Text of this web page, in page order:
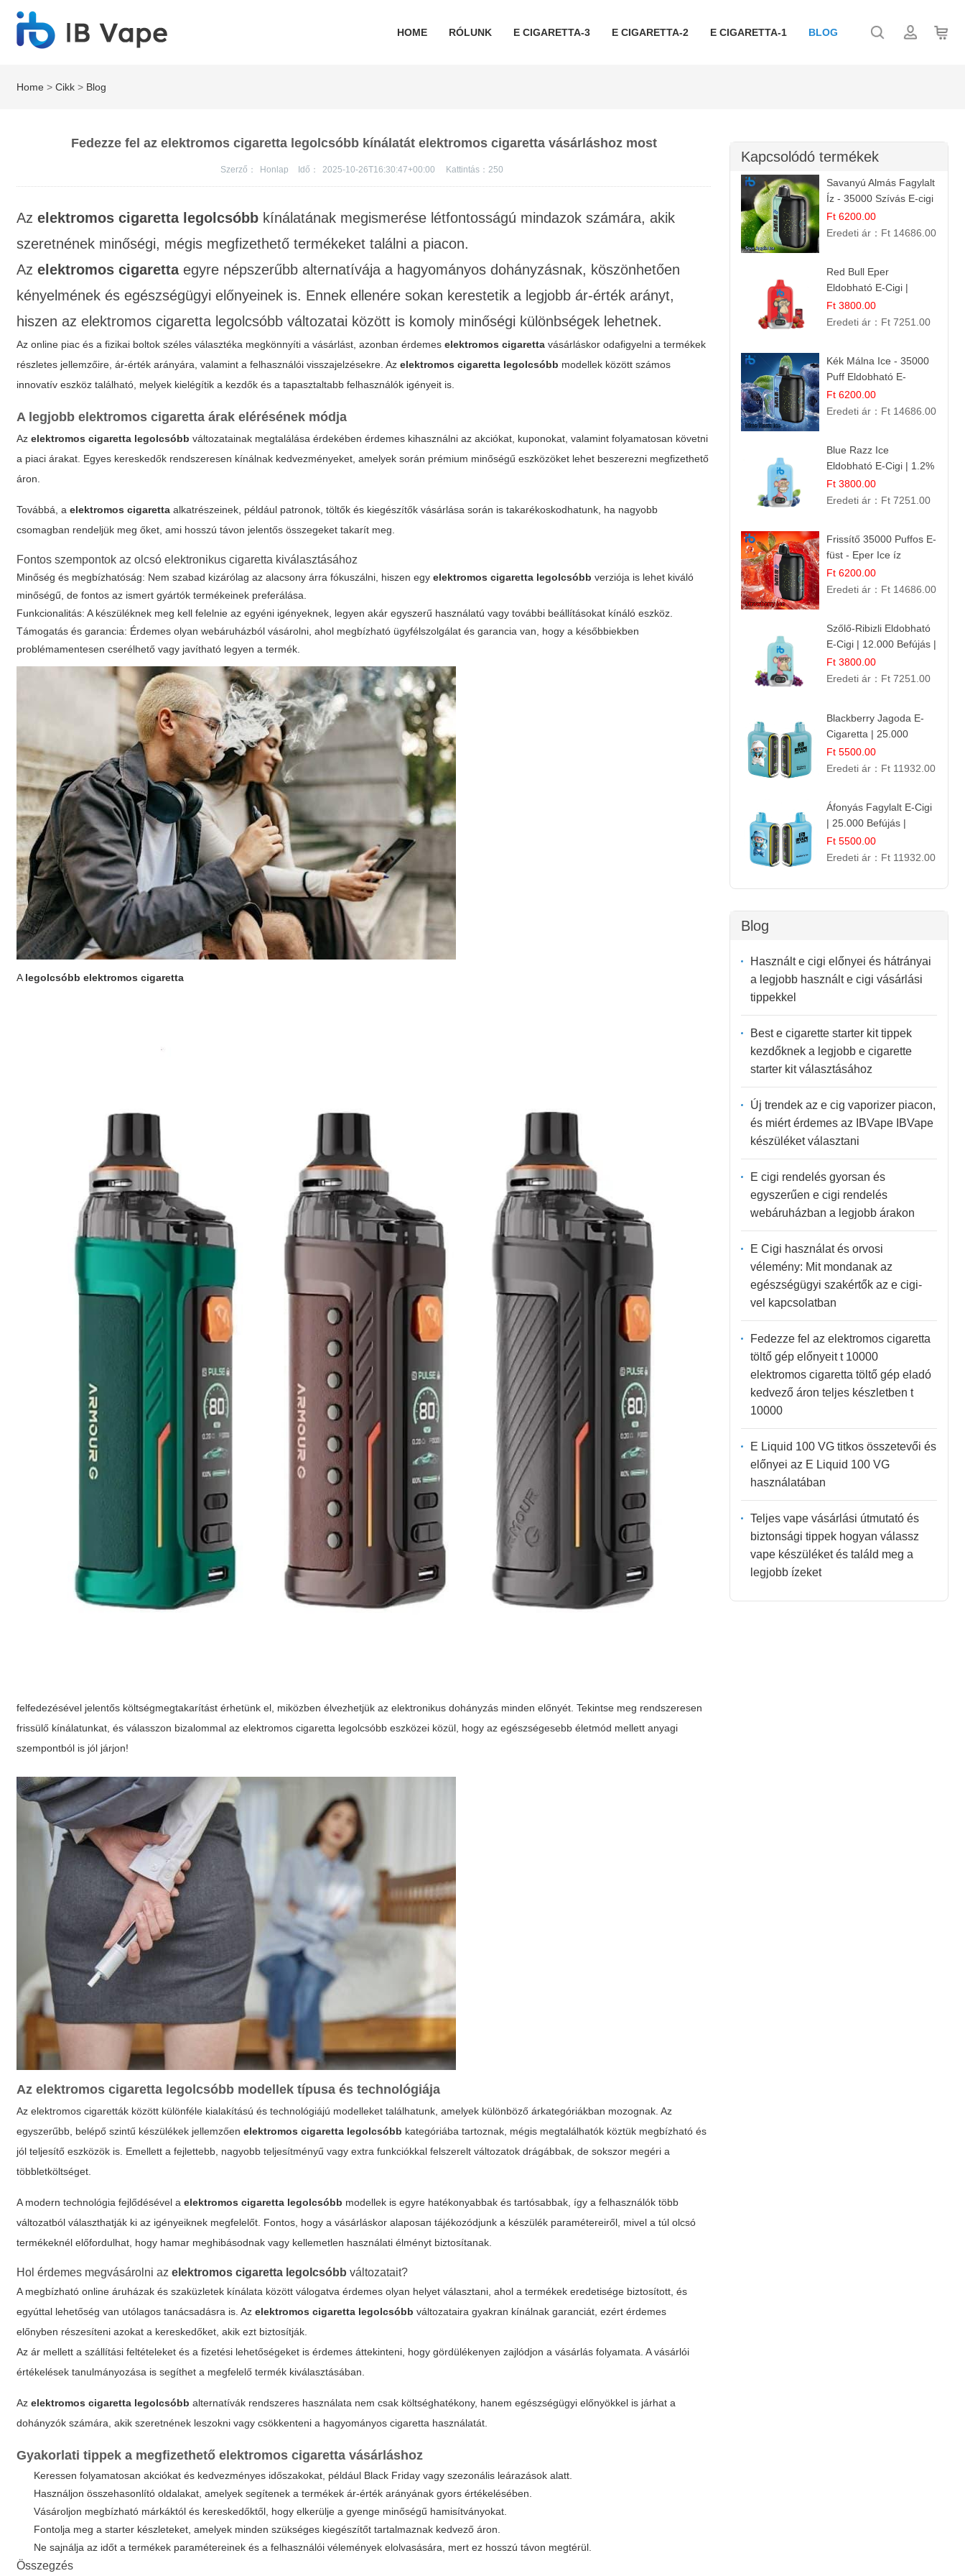
HOME RÓLUNK E CIGARETTA-3 E CIGARETTA-2 E CIGARETTA-1 BLOG
Home >Cikk > Blog
Fedezze fel az elektromos cigaretta legolcsóbb kínálatát elektromos cigaretta vásárláshoz most
Szerző： Honlap Idő： 2025-10-26T16:30:47+00:00 Kattintás：250
Azelektromos cigaretta legolcsóbb kínálatának megismerése létfontosságú mindazok számára, akik
szeretnének minőségi, mégis megfizethető termékeket találni a piacon.
Azelektromos cigarettaegyre népszerűbb alternatívája a hagyományos dohányzásnak, köszönhetően
kényelmének és egészségügyi előnyeinek is. Ennek ellenére sokan kerestetik a legjobb ár-érték arányt,
hiszen azelektromos cigaretta legolcsóbb változatai között is komoly minőségi különbségek lehetnek.
Az online piac és a fizikai boltok széles választéka megkönnyíti a vásárlást, azonban érdemeselektromos cigaretta vásárláskor odafigyelni a termékek
részletes jellemzőire, ár-érték arányára, valamint a felhasználói visszajelzésekre. Azelektromos cigaretta legolcsóbb modellek között számos
innovatív eszköz található, melyek kielégítik a kezdők és a tapasztaltabb felhasználók igényeit is.
A legjobb elektromos cigaretta árak elérésének módja
Azelektromos cigaretta legolcsóbb változatainak megtalálása érdekében érdemes kihasználni az akciókat, kuponokat, valamint folyamatosan követni
a piaci árakat. Egyes kereskedők rendszeresen kínálnak kedvezményeket, amelyek során prémium minőségű eszközöket lehet beszerezni megfizethető
áron.
Továbbá, aelektromos cigaretta alkatrészeinek, például patronok, töltők és kiegészítők vásárlása során is takarékoskodhatunk, ha nagyobb
csomagban rendeljük meg őket, ami hosszú távon jelentős összegeket takarít meg.
Fontos szempontok az olcsó elektronikus cigaretta kiválasztásához
Minőség és megbízhatóság: Nem szabad kizárólag az alacsony árra fókuszálni, hiszen egyelektromos cigaretta legolcsóbb verziója is lehet kiváló
minőségű, de fontos az ismert gyártók termékeinek preferálása.
Funkcionalitás: A készüléknek meg kell felelnie az egyéni igényeknek, legyen akár egyszerű használatú vagy további beállításokat kínáló eszköz.
Támogatás és garancia: Érdemes olyan webáruházból vásárolni, ahol megbízható ügyfélszolgálat és garancia van, hogy a későbbiekben
problémamentesen cserélhető vagy javítható legyen a termék.
A legolcsóbb elektromos cigaretta
felfedezésével jelentős költségmegtakarítást érhetünk el, miközben élvezhetjük az elektronikus dohányzás minden előnyét. Tekintse meg rendszeresen
frissülő kínálatunkat, és válasszon bizalommal azelektromos cigaretta legolcsóbb eszközei közül, hogy az egészségesebb életmód mellett anyagi
szempontból is jól járjon!
Azelektromos cigaretta legolcsóbb modellek típusa és technológiája
Az elektromos cigaretták között különféle kialakítású és technológiájú modelleket találhatunk, amelyek különböző árkategóriákban mozognak. Az
egyszerűbb, belépő szintű készülékek jellemzőenelektromos cigaretta legolcsóbb kategóriába tartoznak, mégis megtalálhatók köztük megbízható és
jól teljesítő eszközök is. Emellett a fejlettebb, nagyobb teljesítményű vagy extra funkciókkal felszerelt változatok drágábbak, de sokszor megéri a
többletköltséget.
A modern technológia fejlődésével aelektromos cigaretta legolcsóbb modellek is egyre hatékonyabbak és tartósabbak, így a felhasználók több
változatból választhatják ki az igényeiknek megfelelőt. Fontos, hogy a vásárláskor alaposan tájékozódjunk a készülék paramétereiről, mivel a túl olcsó
termékeknél előfordulhat, hogy hamar meghibásodnak vagy kellemetlen használati élményt biztosítanak.
Hol érdemes megvásárolni azelektromos cigaretta legolcsóbb változatait?
A megbízható online áruházak és szaküzletek kínálata között válogatva érdemes olyan helyet választani, ahol a termékek eredetisége biztosított, és
egyúttal lehetőség van utólagos tanácsadásra is. Azelektromos cigaretta legolcsóbb változataira gyakran kínálnak garanciát, ezért érdemes
előnyben részesíteni azokat a kereskedőket, akik ezt biztosítják.
Az ár mellett a szállítási feltételeket és a fizetési lehetőségeket is érdemes áttekinteni, hogy gördülékenyen zajlódjon a vásárlás folyamata. A vásárlói
értékelések tanulmányozása is segíthet a megfelelő termék kiválasztásában.
Azelektromos cigaretta legolcsóbb alternatívák rendszeres használata nem csak költséghatékony, hanem egészségügyi előnyökkel is járhat a
dohányzók számára, akik szeretnének leszokni vagy csökkenteni a hagyományos cigaretta használatát.
Gyakorlati tippek a megfizethetőelektromos cigaretta vásárláshoz
Keressen folyamatosan akciókat és kedvezményes időszakokat, például Black Friday vagy szezonális leárazások alatt.
Használjon összehasonlító oldalakat, amelyek segítenek a termékek ár-érték arányának gyors értékelésében.
Vásároljon megbízható márkáktól és kereskedőktől, hogy elkerülje a gyenge minőségű hamisítványokat.
Fontolja meg a starter készleteket, amelyek minden szükséges kiegészítőt tartalmaznak kedvező áron.
Ne sajnálja az időt a termékek paramétereinek és a felhasználói vélemények elolvasására, mert ez hosszú távon megtérül.
Összegzés
Kapcsolódó termékek
Savanyú Almás Fagylalt
Íz - 35000 Szívás E-cigi
Ft 6200.00
Eredeti ár： Ft 14686.00
Red Bull Eper
Eldobható E-Cigi |
Energiaital Íz | Készülék
Használat
Ft 3800.00
Eredeti ár： Ft 7251.00
Kék Málna Ice - 35000
Puff Eldobható E-
cigaretta | Élénkítő
Gyümölcsös
Ft 6200.00
Eredeti ár： Ft 14686.00
Blue Razz Ice
Eldobható E-Cigi | 1.2%
Nikotin | Jéghideg
Málna Íz
Ft 3800.00
Eredeti ár： Ft 7251.00
Frissítő 35000 Puffos E-
füst - Eper Ice íz
Ft 6200.00
Eredeti ár： Ft 14686.00
Szőlő-Ribizli Eldobható
E-Cigi | 12.000 Befújás |
Friss Gyümölcs Íz
Ft 3800.00
Eredeti ár： Ft 7251.00
Blackberry Jagoda E-
Cigaretta | 25.000
Szívás | Ízesített E-
Liquid
Ft 5500.00
Eredeti ár： Ft 11932.00
Áfonyás Fagylalt E-Cigi
| 25.000 Befújás |
Eldobható E-Cigaretta
Ft 5500.00
Eredeti ár： Ft 11932.00
Blog
Használt e cigi előnyei és hátrányai
a legjobb használt e cigi vásárlási
tippekkel
Best e cigarette starter kit tippek
kezdőknek a legjobb e cigarette
starter kit választásához
Új trendek az e cig vaporizer piacon,
és miért érdemes az IBVape IBVape
készüléket választani
E cigi rendelés gyorsan és
egyszerűen e cigi rendelés
webáruházban a legjobb árakon
E Cigi használat és orvosi
vélemény: Mit mondanak az
egészségügyi szakértők az e cigi-
vel kapcsolatban
Fedezze fel az elektromos cigaretta
töltő gép előnyeit t 10000
elektromos cigaretta töltő gép eladó
kedvező áron teljes készletben t
10000
E Liquid 100 VG titkos összetevői és
előnyei az E Liquid 100 VG
használatában
Teljes vape vásárlási útmutató és
biztonsági tippek hogyan válassz
vape készüléket és találd meg a
legjobb ízeket